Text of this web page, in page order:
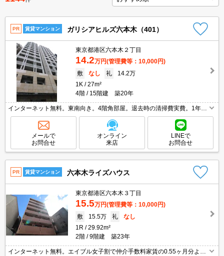
PR 賃貸マンション ガリシアヒルズ六本木（401）
東京都港区六本木２丁目
14.2万円(管理費等：10,000円)
敷
なし 礼
14.2万
1K
27m²
4階
15階建 築20年
インターネット無料。東南向き。4階角部屋。退去時の清掃費実費。1年未
満の解約時、違約金1ヶ月分発生。小型犬2匹又は猫2匹迄飼育可。オンラ
イン契約相談可。分譲賃貸マンション。
メールで
お問合せ
オンライン
来店
LINEで
お問合せ
PR 賃貸マンション 六本木ライズハウス
東京都港区六本木３丁目
15.5万円(管理費等：10,000円)
敷
15.5万 礼
なし
1R
29.92m²
2階
9階建 築23年
インターネット無料。エイブル女子割で仲介手数料家賃の0.55ヶ月分より